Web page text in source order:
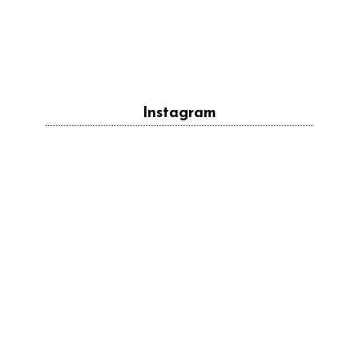
Instagram